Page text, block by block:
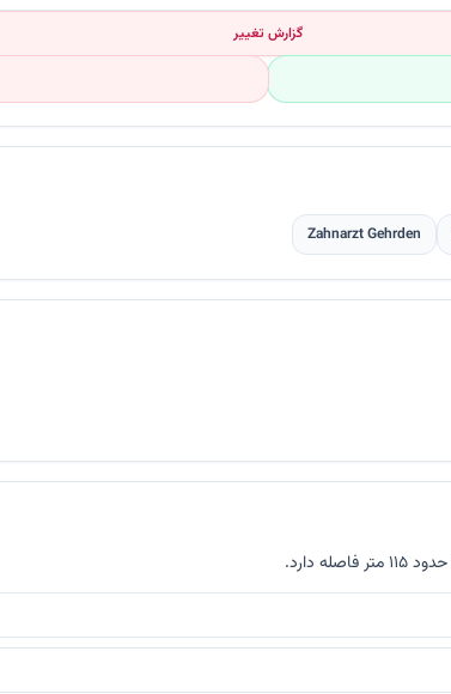
گزارش تغییر
Zahnarzt Gehrden